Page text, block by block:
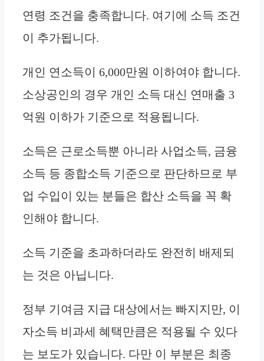
연령 조건을 충족합니다. 여기에 소득 조건
이 추가됩니다.
개인 연소득이 6,000만원 이하여야 합니다.
소상공인의 경우 개인 소득 대신 연매출 3
억원 이하가 기준으로 적용됩니다.
소득은 근로소득뿐 아니라 사업소득, 금융
소득 등 종합소득 기준으로 판단하므로 부
업 수입이 있는 분들은 합산 소득을 꼭 확
인해야 합니다.
소득 기준을 초과하더라도 완전히 배제되
는 것은 아닙니다.
정부 기여금 지급 대상에서는 빠지지만, 이
자소득 비과세 혜택만큼은 적용될 수 있다
는 보도가 있습니다. 다만 이 부분은 최종